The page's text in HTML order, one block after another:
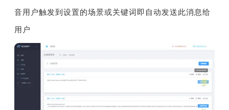
音用户触发到设置的场景或关键词即自动发送此消息给
用户